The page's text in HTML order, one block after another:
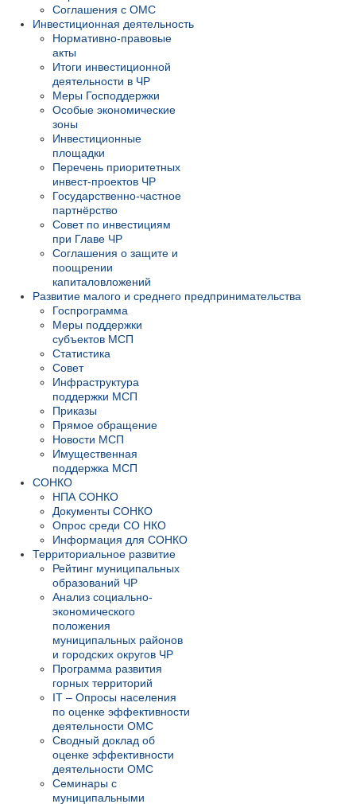
Соглашения с ОМС
Инвестиционная деятельность
Нормативно-правовые
акты
Итоги инвестиционной
деятельности в ЧР
Меры Господдержки
Особые экономические
зоны
Инвестиционные
площадки
Перечень приоритетных
инвест-проектов ЧР
Государственно-частное
партнёрство
Совет по инвестициям
при Главе ЧР
Соглашения о защите и
поощрении
капиталовложений
Развитие малого и среднего предпринимательства
Госпрограмма
Меры поддержки
субъектов МСП
Статистика
Совет
Инфраструктура
поддержки МСП
Приказы
Прямое обращение
Новости МСП
Имущественная
поддержка МСП
СОНКО
НПА СОНКО
Документы СОНКО
Опрос среди СО НКО
Информация для СОНКО
Территориальное развитие
Рейтинг муниципальных
образований ЧР
Анализ социально-
экономического
положения
муниципальных районов
и городских округов ЧР
Программа развития
горных территорий
IT – Опросы населения
по оценке эффективности
деятельности ОМС
Сводный доклад об
оценке эффективности
деятельности ОМС
Семинары с
муниципальными